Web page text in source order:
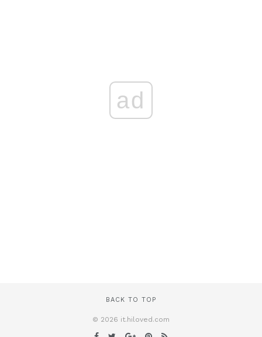
ad
BACK TO TOP
© 2026 it.hiloved.com